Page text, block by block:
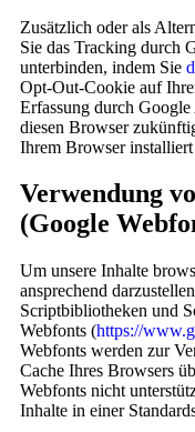
Zusätzlich oder als
Sie das Tracking durch
unterbinden, indem Sie
Opt-Out-Cookie auf
Erfassung durch
diesen Browser
Ihrem Browser
Verwendung
(Google
Um unsere Inhalte
ansprechend
Scriptbibliotheken und
Webfonts (https://
Webfonts werden zur
Cache Ihres Browsers
Webfonts nicht
Inhalte in einer